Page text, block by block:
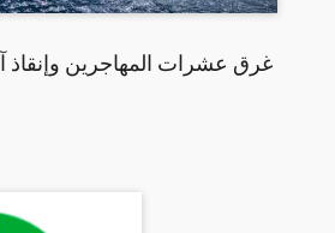
غرق عشرات المهاجرين وإنقاذ